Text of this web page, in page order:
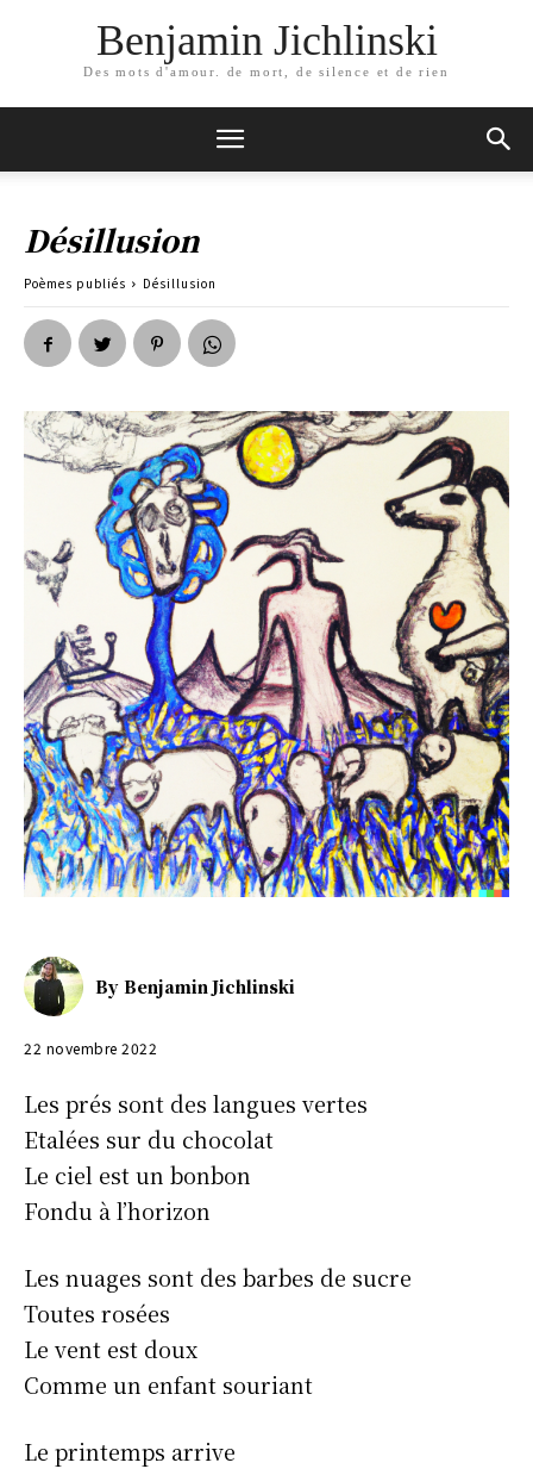
Benjamin Jichlinski
Des mots d'amour. de mort, de silence et de rien
Désillusion
Poèmes publiés Désillusion
By Benjamin Jichlinski
22 novembre 2022
Les prés sont des langues vertes
Etalées sur du chocolat
Le ciel est un bonbon
Fondu à l’horizon
Les nuages sont des barbes de sucre
Toutes rosées
Le vent est doux
Comme un enfant souriant
Le printemps arrive